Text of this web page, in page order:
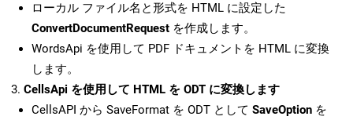
ローカル ファイル名と形式を HTML に設定した
ConvertDocumentRequest を作成します。
WordsApi を使用して PDF ドキュメントを HTML に変換
します。
CellsApi を使用して HTML を ODT に変換します
CellsAPI から SaveFormat を ODT として SaveOption を